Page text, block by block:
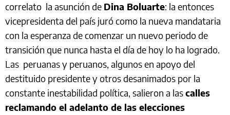
correlato la asunción de Dina Boluarte: la entonces
vicepresidenta del país juró como la nueva mandataria
con la esperanza de comenzar un nuevo periodo de
transición que nunca hasta el día de hoy lo ha logrado.
Las peruanas y peruanos, algunos en apoyo del
destituido presidente y otros desanimados por la
constante inestabilidad política, salieron a lascalles
reclamando el adelanto de las elecciones